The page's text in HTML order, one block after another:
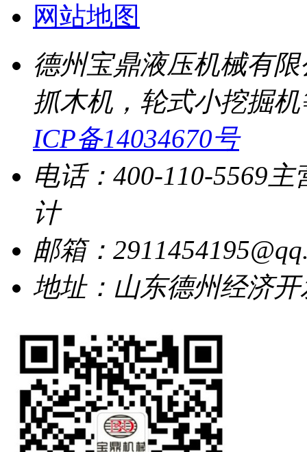
网站地图
德州宝鼎液压机械有
抓木机，轮式小挖掘
ICP备14034670号
电话：400-110-5569 主
计
邮箱：
地址：山东德州经济